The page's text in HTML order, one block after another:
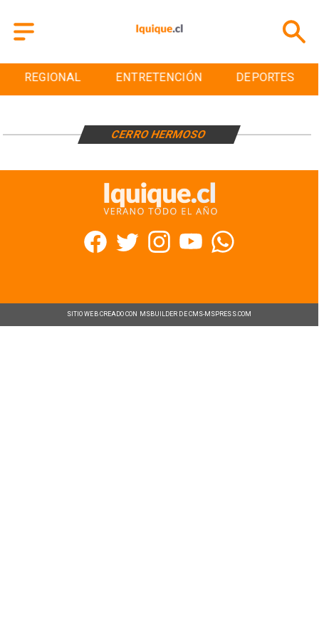
REGIONAL ENTRETENCIÓN DEPORTES
CERRO HERMOSO
SITIO WEB CREADO CON MSBUILDER DE CMS-MSPRESS.COM